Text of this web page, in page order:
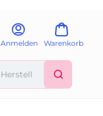
Anmelden Warenkorb